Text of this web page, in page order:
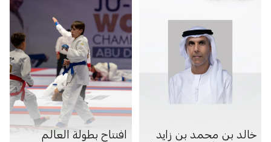
خالد بن محمد بن زايد
افتتاح بطولة العالم